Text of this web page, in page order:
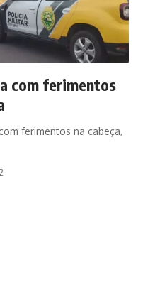
com ferimentos
ferimentos na cabeça,